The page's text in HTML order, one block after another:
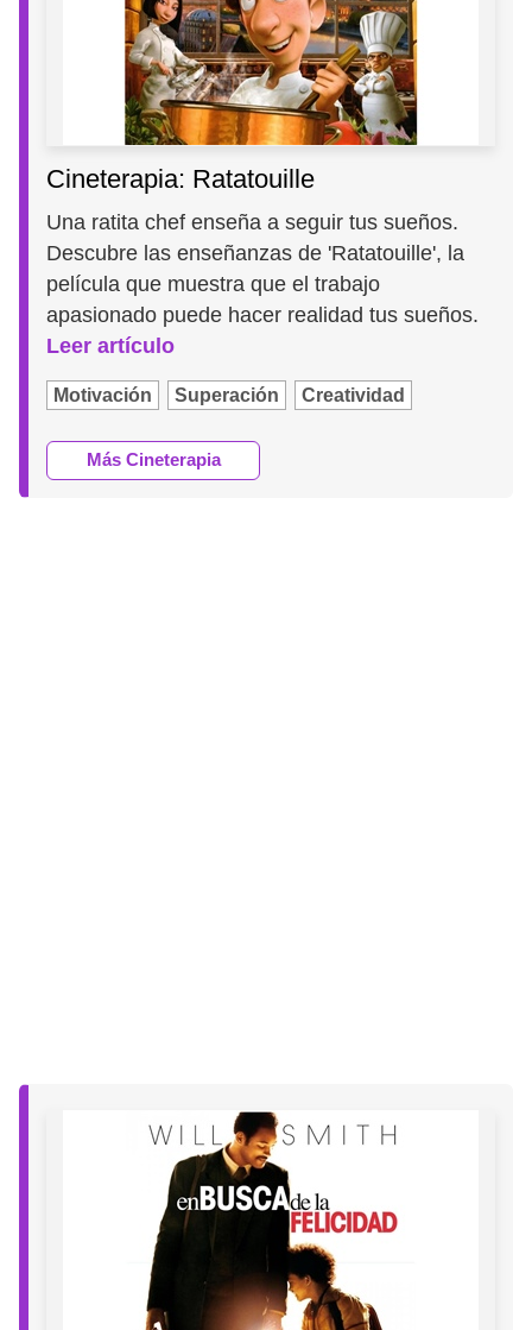
Cineterapia: Ratatouille
Una ratita chef enseña a seguir tus sueños.
Descubre las enseñanzas de 'Ratatouille', la
película que muestra que el trabajo
apasionado puede hacer realidad tus sueños.
Leer artículo
Motivación Superación Creatividad
Más Cineterapia